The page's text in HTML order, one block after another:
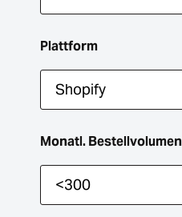
Plattform
Monatl. Bestellvolumen